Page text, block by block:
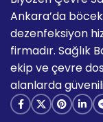
Ankara’da
dezenfeksiyon
firmadır. Sağlık
ekip ve çevre
alanlarda